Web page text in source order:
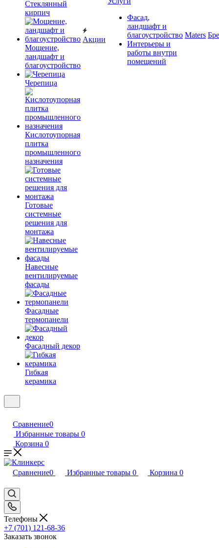
Cтеклянный
кирпич
Мощение,
ландшафт и
благоустройство
Черепица
Кислотоупорная
плитка
промышленного
назначения
Готовые
системные
решения для
монтажа
Навесные
вентилируемые
фасады
Фасадные
термопанели
Фасадный декор
Гибкая
керамика
Акции
Фасад,
ландшафт и
благоустройство
Интерьеры и
работы внутри
помещений
Maters
Сравнение0
Избранные товары 0
Корзина 0
Сравнение0 Избранные товары 0 Корзина 0
Телефоны
+7 (701) 121-68-36
Заказать звонок